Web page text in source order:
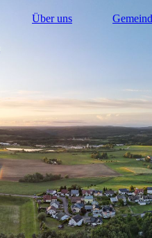
Über uns